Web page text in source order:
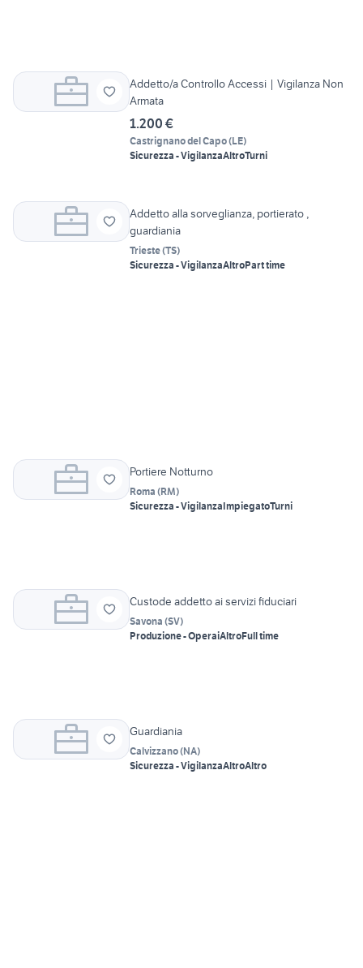
Addetto/a Controllo Accessi | Vigilanza Non
Armata
1.200 €
Castrignano del Capo(LE)
Sicurezza - VigilanzaAltroTurni
Addetto alla sorveglianza, portierato ,
guardiania
Trieste(TS)
Sicurezza - VigilanzaAltroPart time
Portiere Notturno
Roma (RM)
Sicurezza - VigilanzaImpiegatoTurni
Custode addetto ai servizi fiduciari
Savona (SV)
Produzione - OperaiAltroFull time
Guardiania
Calvizzano(NA)
Sicurezza - VigilanzaAltroAltro